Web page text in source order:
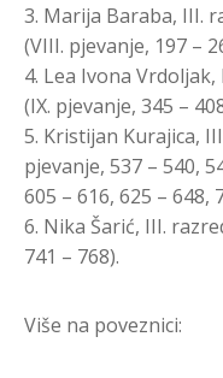
3. Marija Baraba, III.
(VIII. pjevanje, 197 –
4. Lea Ivona
(IX. pjevanje, 345 –
5. Kristijan Kurajica,
pjevanje, 537 – 540,
605 – 616, 625 – 648,
6. Nika Šarić, III.
741 – 768).
Više na poveznici: